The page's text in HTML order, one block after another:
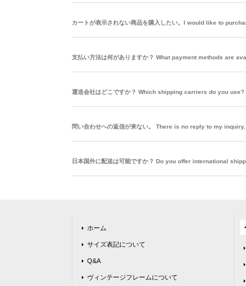
カートが表示されない商品を購入したい。I would like to
支払い方法は何がありますか？ What payment methods are
運送会社はどこですか？ Which shipping carriers do you use?
問い合わせへの返信が来ない。 There is no reply to my inquiry.
日本国外に配送は可能ですか？ Do you offer international
ホーム
サイズ表記について
Q&A
ヴィンテージフレームについて